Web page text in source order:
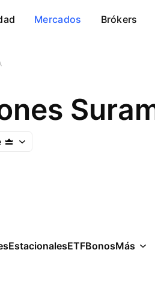
Mercados Brókers
EstacionalesETFBonosMás